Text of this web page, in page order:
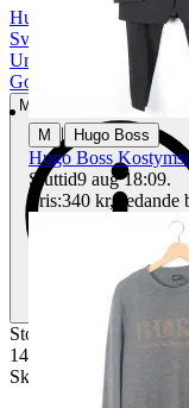
Hugo Boss
Svart
Unisex
Gott använt skick
Mindre tecken på
Storlek: H: ca 4cm. B:
14cm.
Skick: OK begagnat
M | Hugo Boss
Hugo Boss
Sluttid9 aug 18:09.
Pris:340 kr,Ledande